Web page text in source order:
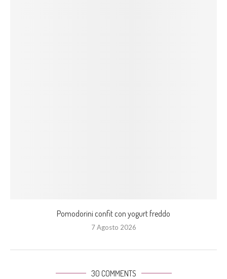
Pomodorini confit con yogurt freddo
7 Agosto 2026
30 COMMENTS